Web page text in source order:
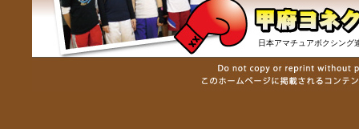
日本アマチュアボクシング